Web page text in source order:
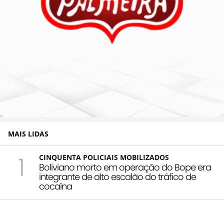
MAIS LIDAS
1 CINQUENTA POLICIAIS MOBILIZADOS
Boliviano morto em operação do Bope era
integrante de alto escalão do tráfico de
cocaína